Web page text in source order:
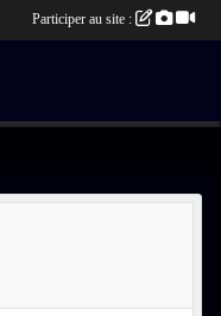
Participer au site :